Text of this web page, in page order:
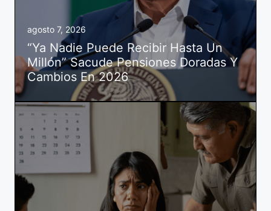
agosto 7, 2026
“Ya Nadie Puede Recibir Hasta Un
Millón” Sacude Pensiones Doradas Y
Cambios En 2026